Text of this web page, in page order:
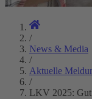
/
News & Media
/
Aktuelle
/
LKV 2025: Gut